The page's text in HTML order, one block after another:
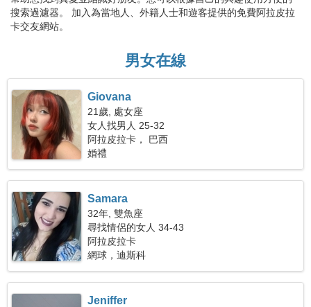
搜索過濾器。 加入為當地人、外籍人士和遊客提供的免費阿拉皮拉
卡交友網站。
男女在線
Giovana
21歲, 處女座
女人找男人 25-32
阿拉皮拉卡， 巴西
婚禮
Samara
32年, 雙魚座
尋找情侶的女人 34-43
阿拉皮拉卡
網球，迪斯科
Jeniffer